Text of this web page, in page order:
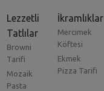
Lezzetli
Tatlılar
Browni
Tarifi
Mozaik
Pasta
İkramlıklar
Mercimek
Köftesi
Ekmek
Pizza Tarifi